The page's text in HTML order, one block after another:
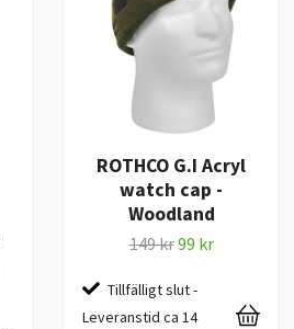
ROTHCO G.I Acryl
watch cap -
Woodland
149 kr99 kr
Tillfälligt slut -
Leveranstid ca 14